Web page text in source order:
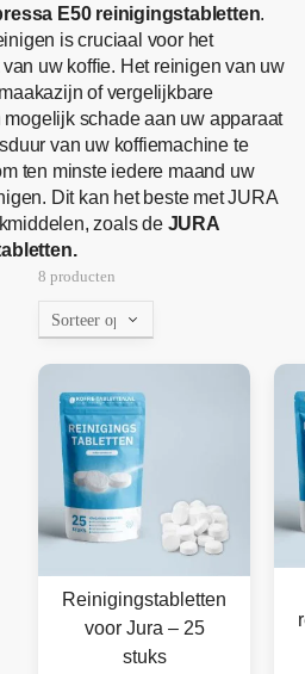
E50 reinigingstabletten.
is cruciaal voor het
uw koffie. Het reinigen van uw
of vergelijkbare
schade aan uw apparaat
van uw koffiemachine te
ten minste iedere maand uw
Dit kan het beste met JURA
zoals de JURA
8 producten
Reinigingstabletten
voor Jura – 25
stuks